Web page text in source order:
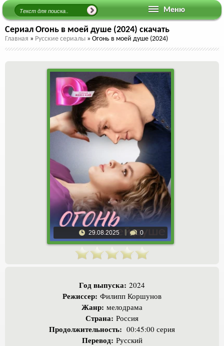
Меню
Сериал Огонь в моей душе (2024) скачать
Главная » Русские сериалы » Огонь в моей душе (2024)
29.08.2025 0
Год выпуска: 2024
Режиссер: Филипп Коршунов
Жанр: мелодрама
Страна: Россия
Продолжительность: 00:45:00 серия
Перевод: Русский